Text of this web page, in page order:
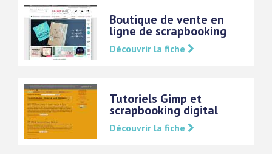
Boutique de vente en
ligne de scrapbooking
Découvrir la fiche
Tutoriels Gimp et
scrapbooking digital
Découvrir la fiche